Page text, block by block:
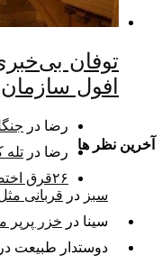
توفان
افول
آخرين نظر ها
رضا در
رضا در تله
۲۶قرق
سبز در قربانی
سینا در خزر پرپر
دوستدار طبیعت در